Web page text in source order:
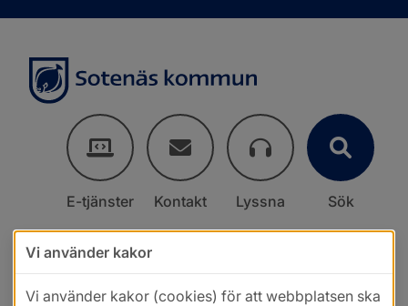
E-tjänster Kontakt Lyssna Sök
Vi använder kakor
Vi använder kakor (cookies) för att webbplatsen ska